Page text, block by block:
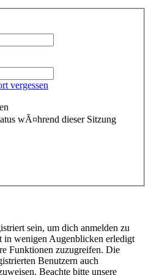
vergessen
wÃ¤hrend dieser Sitzung
sein, um dich anmelden zu
in wenigen Augenblicken erledigt
Funktionen zuzugreifen. Die
Benutzern auch
Beachte bitte unsere